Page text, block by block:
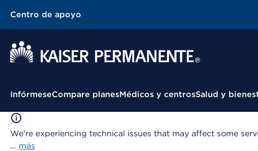
Centro de apoyo
Menú contextual
InfórmeseCompare planesMédicos y centrosSalud y
We're experiencing technical issues that may affect some
… más